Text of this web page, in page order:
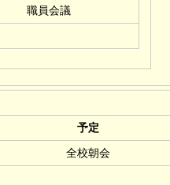
職員会議
予定
全校朝会